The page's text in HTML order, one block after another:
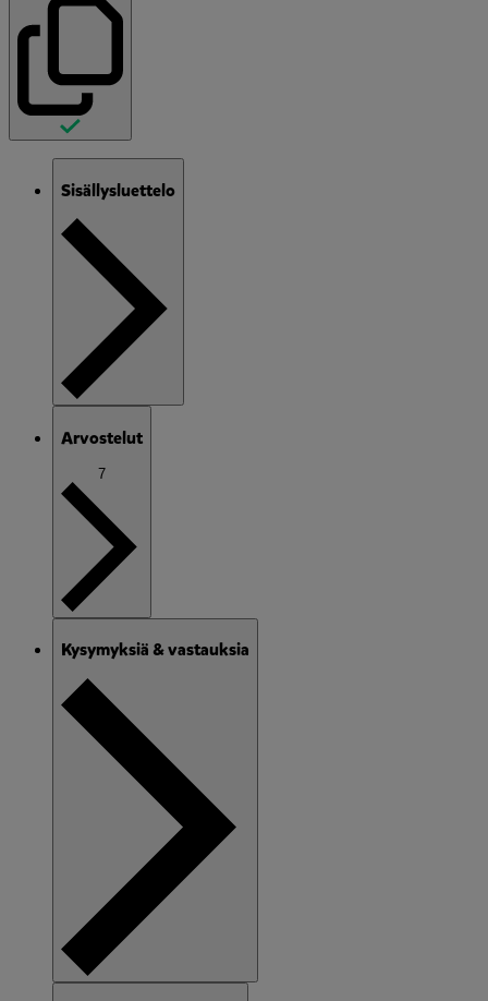
Sisällysluettelo
Arvostelut
7
Kysymyksiä & vastauksia